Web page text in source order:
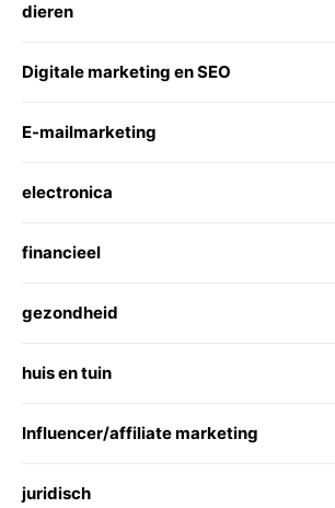
dieren
Digitale marketing en SEO
E-mailmarketing
electronica
financieel
gezondheid
huis en tuin
Influencer/affiliate marketing
juridisch